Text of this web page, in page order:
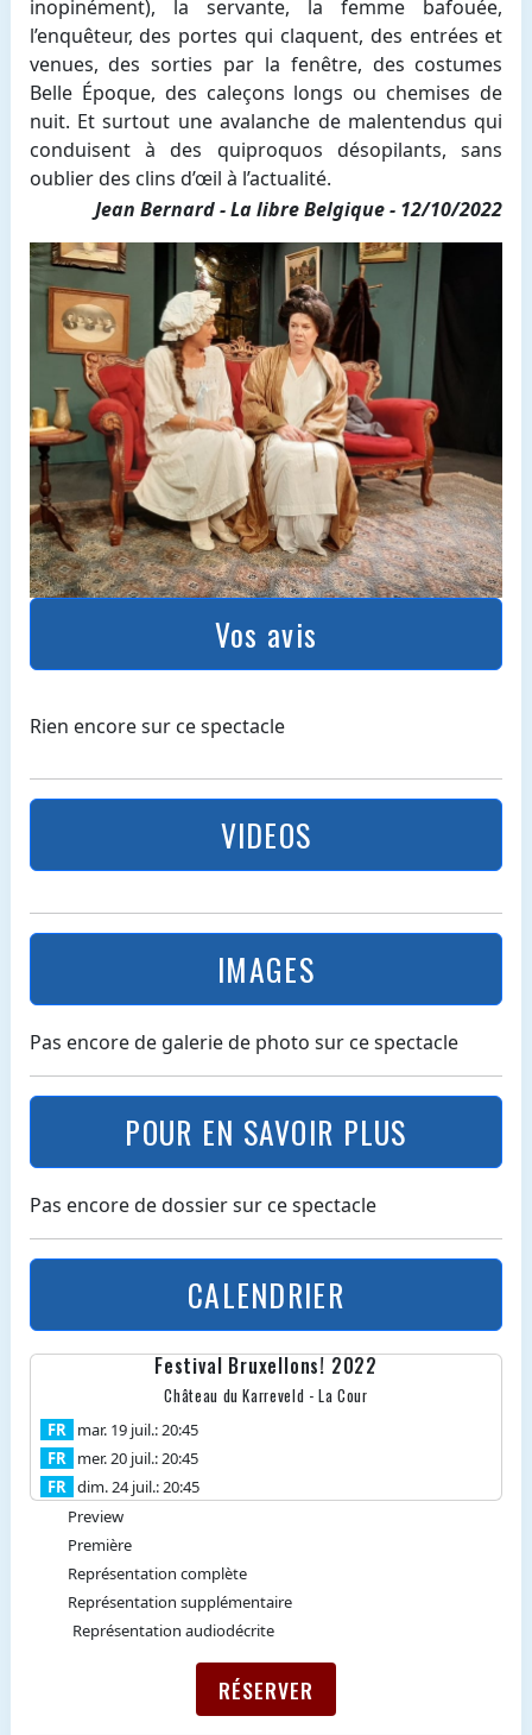
inopinément), la servante, la femme bafouée,
l’enquêteur, des portes qui claquent, des entrées et
venues, des sorties par la fenêtre, des costumes
Belle Époque, des caleçons longs ou chemises de
nuit. Et surtout une avalanche de malentendus qui
conduisent à des quiproquos désopilants, sans
oublier des clins d’œil à l’actualité.
Jean Bernard - La libre Belgique - 12/10/2022
Vos avis
Rien encore sur ce spectacle
VIDEOS
IMAGES
Pas encore de galerie de photo sur ce spectacle
POUR EN SAVOIR PLUS
Pas encore de dossier sur ce spectacle
CALENDRIER
Festival Bruxellons! 2022
Château du Karreveld - La Cour
FR mar. 19 juil.: 20:45
FR mer. 20 juil.: 20:45
FR dim. 24 juil.: 20:45
Preview
Première
Représentation complète
Représentation supplémentaire
Représentation audiodécrite
RÉSERVER